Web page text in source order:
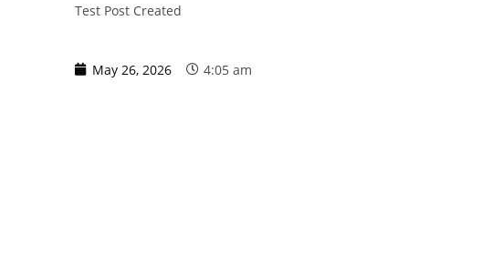
Test Post Created
May 26, 2026 4:05 am